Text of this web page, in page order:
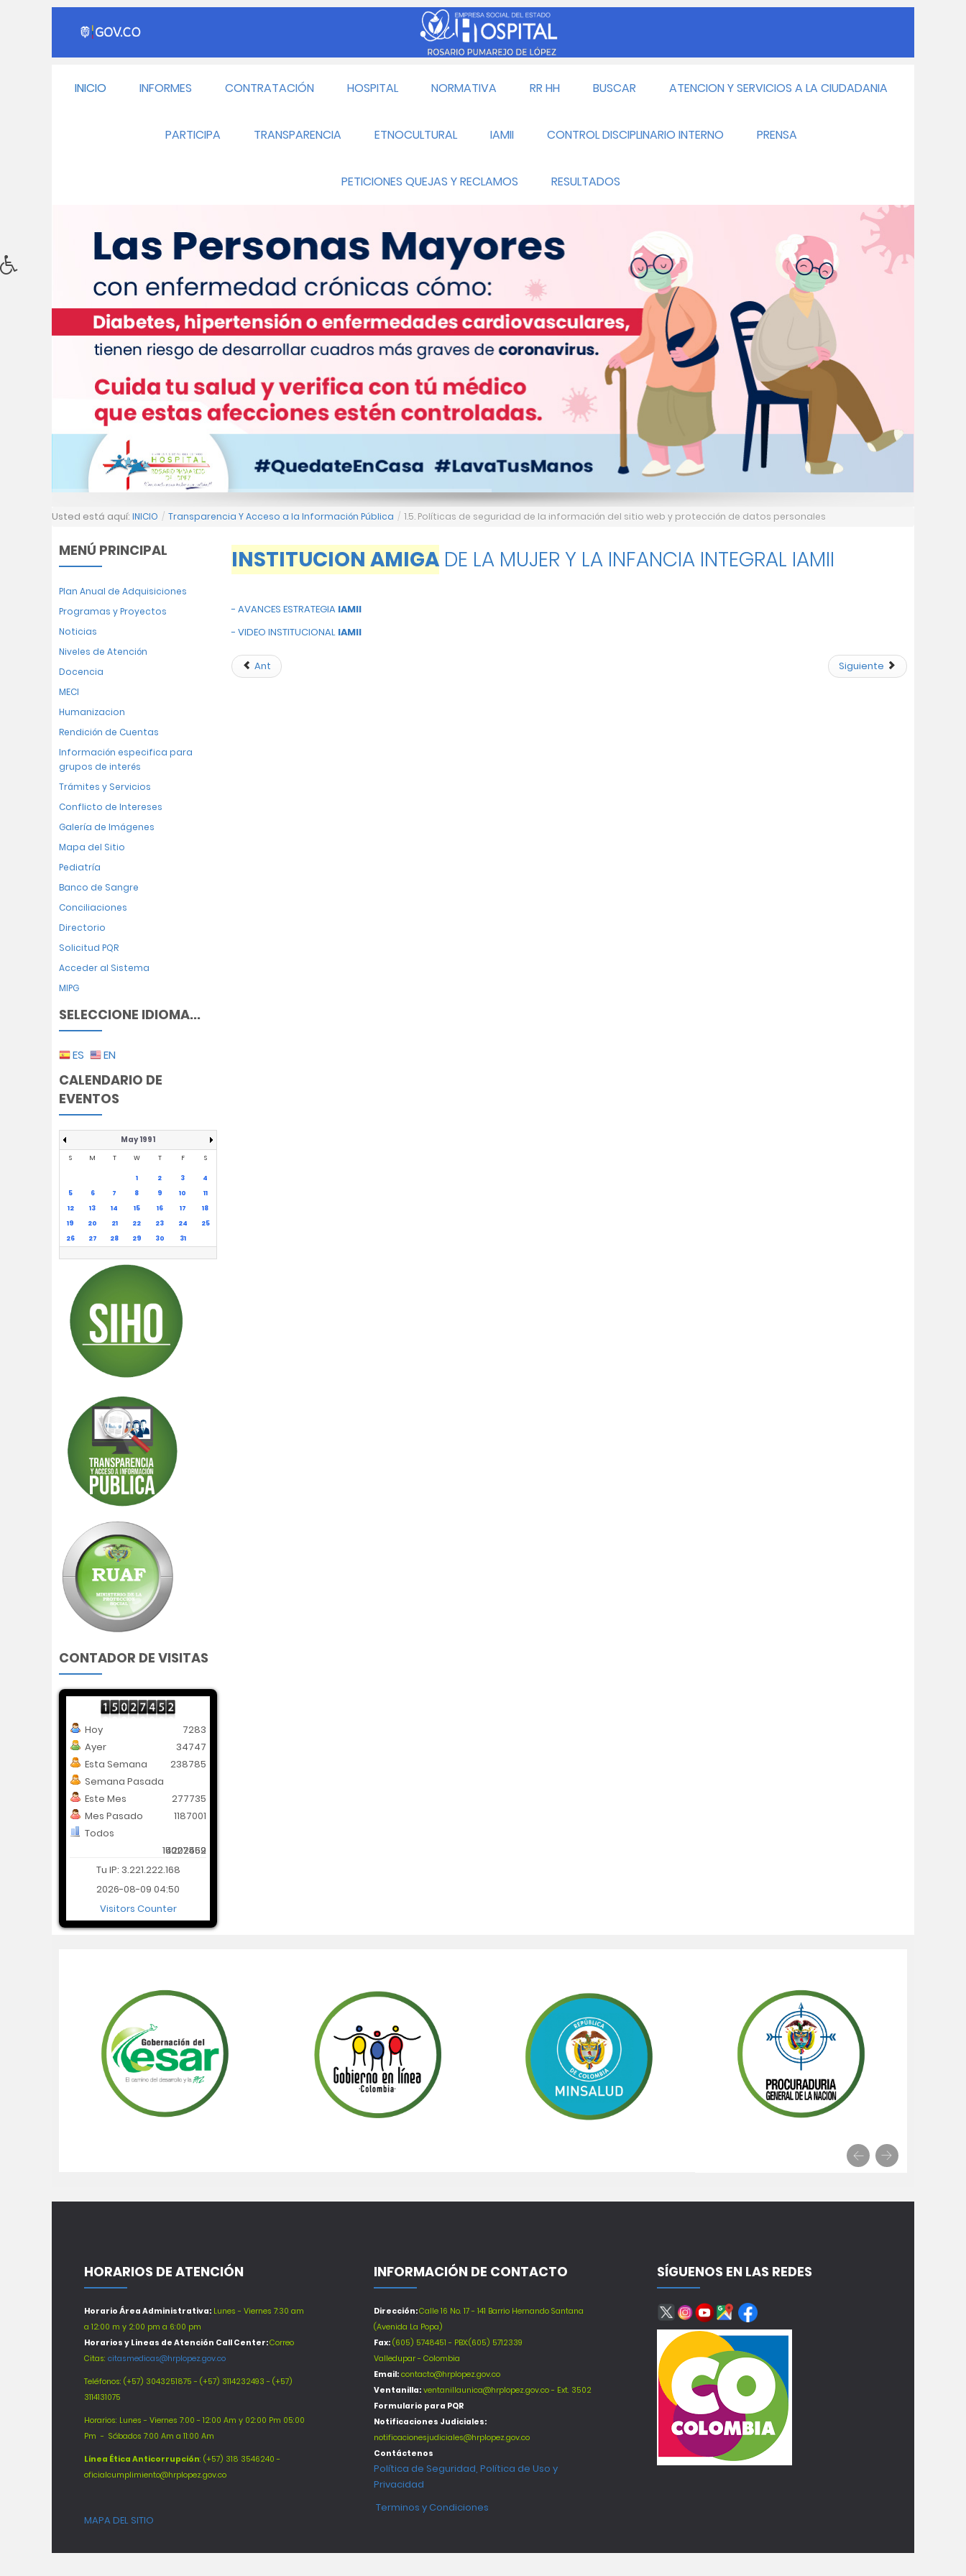
INICIO INFORMES CONTRATACIÓN HOSPITAL NORMATIVA RR HH BUSCAR ATENCION Y SERVICIOS A LA CIUDADANIA
PARTICIPA TRANSPARENCIA ETNOCULTURAL IAMII CONTROL DISCIPLINARIO INTERNO PRENSA
PETICIONES QUEJAS Y RECLAMOS RESULTADOS
Usted está aquí: INICIO / Transparencia Y Acceso a la Información Pública / 1.5. Políticas de seguridad de la información del sitio web y protección de datos personales
MENÚ PRINCIPAL
Plan Anual de Adquisiciones
Programas y Proyectos
Noticias
Niveles de Atención
Docencia
MECI
Humanizacion
Rendición de Cuentas
Información especifica para
grupos de interés
Trámites y Servicios
Conflicto de Intereses
Galería de Imágenes
Mapa del Sitio
Pediatría
Banco de Sangre
Conciliaciones
Directorio
Solicitud PQR
Acceder al Sistema
MIPG
SELECCIONE IDIOMA...
ES EN
CALENDARIO DE
EVENTOS
May 1991
S M T W T F S
1 2 3
4
5
6 7 8 9 10
11
12
13 14 15 16 17
18
19
20 21 22 23 24
25
26
27 28 29 30 31
CONTADOR DE VISITAS
Hoy
Ayer
Esta Semana
Semana Pasada
Este Mes
Mes Pasado
Todos
7283
34747
238785
14202569
277735
1187001
15027452
Tu IP: 3.221.222.168
2026-08-09 04:50
Visitors Counter
INSTITUCION AMIGA DE LA MUJER Y LA INFANCIA INTEGRAL IAMII
- AVANCES ESTRATEGIA IAMII
- VIDEO INSTITUCIONAL IAMII
Ant Siguiente
HORARIOS DE ATENCIÓN
Horario Área Administrativa: Lunes - Viernes 7:30 am
a 12:00 m y 2:00 pm a 6:00 pm
Horarios y Lineas de Atención Call Center:Correo
Citas: citasmedicas@hrplopez.gov.co
Teléfonos: (+57) 3043251875 - (+57) 3114232493 - (+57)
3114131075
Horarios: Lunes - Viernes 7:00 - 12:00 Am y 02:00 Pm 05:00
Pm - Sábados 7:00 Am a 11:00 Am
Línea Ética Anticorrupción: (+57) 318 3546240 -
oficialcumplimiento@hrplopez.gov.co
MAPA DEL SITIO
INFORMACIÓN DE CONTACTO
Dirección:Calle 16 No. 17 - 141 Barrio Hernando Santana
(Avenida La Popa)
Fax: (605) 5748451 - PBX:(605) 5712339
Valledupar - Colombia
Email: contacto@hrplopez.gov.co
Ventanilla: ventanillaunica@hrplopez.gov.co - Ext. 3502
Formulario para PQR
Notificaciones Judiciales:
notificacionesjudiciales@hrplopez.gov.co
Contáctenos
Política de Seguridad, Política de Uso y
Privacidad
Terminos y Condiciones
SÍGUENOS EN LAS REDES